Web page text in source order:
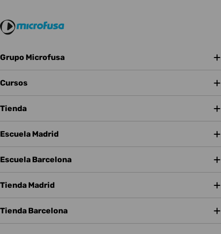
Grupo Microfusa
Cursos
Tienda
Escuela Madrid
Escuela Barcelona
Tienda Madrid
Tienda Barcelona